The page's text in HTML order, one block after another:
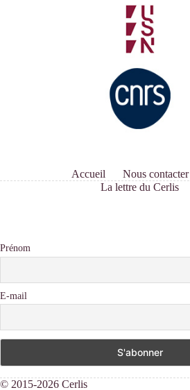
Accueil Nous contacter
La lettre du Cerlis
Prénom
E-mail
© 2015-2026 Cerlis